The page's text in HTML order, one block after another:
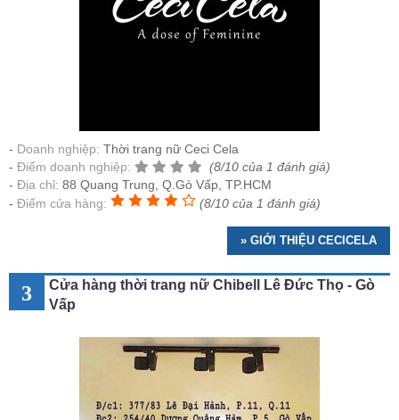
Doanh nghiệp: Thời trang nữ Ceci Cela
Điểm doanh nghiệp:
(8/10 của 1 đánh giá)
Địa chỉ: 88 Quang Trung, Q.Gò Vấp, TP.HCM
Điểm cửa hàng:
(8/10 của 1 đánh giá)
» GIỚI THIỆU CECICELA
3
Cửa hàng thời trang nữ Chibell Lê Đức Thọ - Gò
Vấp